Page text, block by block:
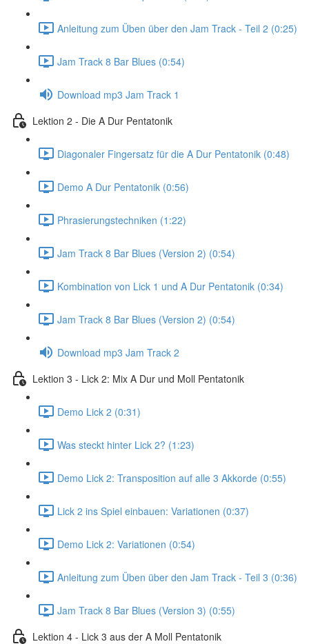
Anleitung zum Üben über den Jam Track - Teil 2 (0:25)
Jam Track 8 Bar Blues (0:54)
Download mp3 Jam Track 1
Lektion 2 - Die A Dur Pentatonik
Diagonaler Fingersatz für die A Dur Pentatonik (0:48)
Demo A Dur Pentatonik (0:56)
Phrasierungstechniken (1:22)
Jam Track 8 Bar Blues (Version 2) (0:54)
Kombination von Lick 1 und A Dur Pentatonik (0:34)
Jam Track 8 Bar Blues (Version 2) (0:54)
Download mp3 Jam Track 2
Lektion 3 - Lick 2: Mix A Dur und Moll Pentatonik
Demo Lick 2 (0:31)
Was steckt hinter Lick 2? (1:23)
Demo Lick 2: Transposition auf alle 3 Akkorde (0:55)
Lick 2 ins Spiel einbauen: Variationen (0:37)
Demo Lick 2: Variationen (0:54)
Anleitung zum Üben über den Jam Track - Teil 3 (0:36)
Jam Track 8 Bar Blues (Version 3) (0:55)
Lektion 4 - Lick 3 aus der A Moll Pentatonik